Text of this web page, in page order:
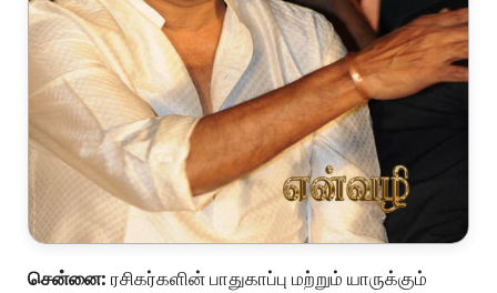
சென்னை: ரசிகர்களின் பாதுகாப்பு மற்றும் யாருக்கும்